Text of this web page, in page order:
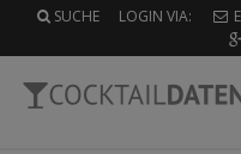
SUCHE LOGIN VIA: